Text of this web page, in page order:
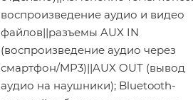
воспроизведение аудио и видео
файлов||разъемы AUX IN
(воспроизведение аудио через
смартфон/MP3)||AUX OUT (вывод
аудио на наушники); Bluetooth-